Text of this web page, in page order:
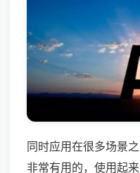
同时应用在很多场景
非常有用的，使用起